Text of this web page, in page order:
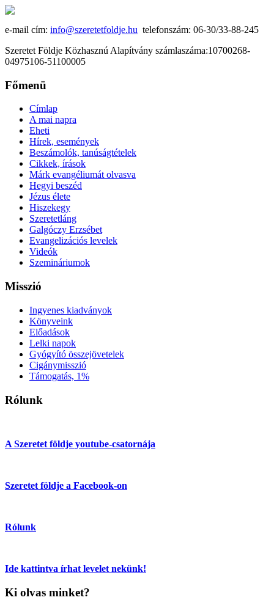
e-mail cím: info@szeretetfoldje.hu telefonszám: 06-30/33-88-245
Szeretet Földje Közhasznú Alapítvány számlaszáma:10700268-
04975106-51100005
Főmenü
Címlap
A mai napra
Eheti
Hírek, események
Beszámolók, tanúságtételek
Cikkek, írások
Márk evangéliumát olvasva
Hegyi beszéd
Jézus élete
Hiszekegy
Szeretetláng
Galgóczy Erzsébet
Evangelizációs levelek
Videók
Szemináriumok
Misszió
Ingyenes kiadványok
Könyveink
Előadások
Lelki napok
Gyógyító összejövetelek
Cigánymisszió
Támogatás, 1%
Rólunk
A Szeretet földje youtube-csatornája
Szeretet földje a Facebook-on
Rólunk
Ide kattintva írhat levelet nekünk!
Ki olvas minket?